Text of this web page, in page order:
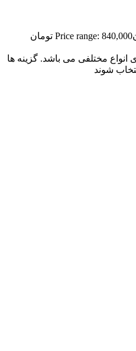
Price range: 840,000 تومان
انواع مختلفی می باشد. گزینه ها
شوند